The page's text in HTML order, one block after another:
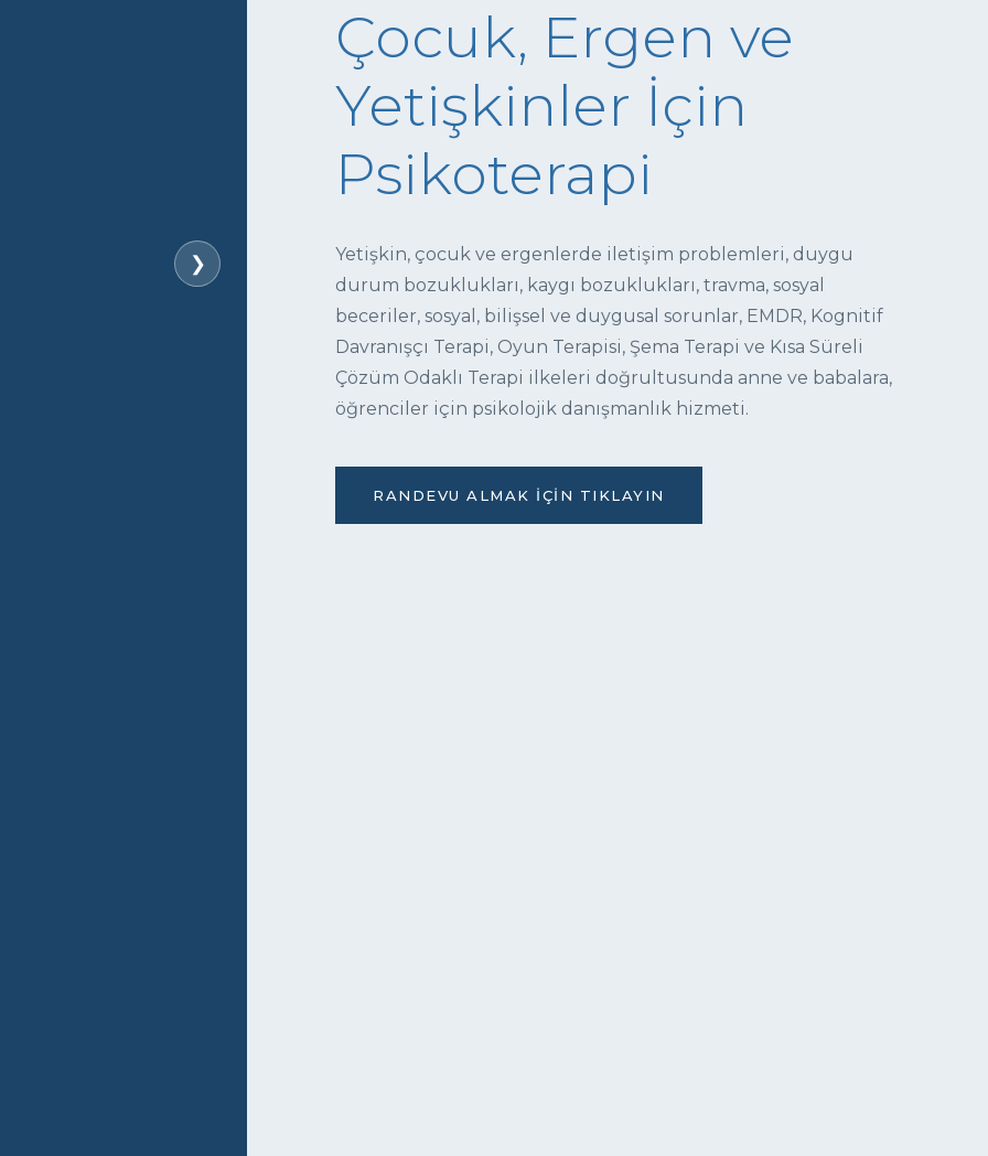
❯
Çocuk, Ergen ve
Yetişkinler İçin
Psikoterapi
Yetişkin, çocuk ve ergenlerde iletişim problemleri, duygu
durum bozuklukları, kaygı bozuklukları, travma, sosyal
beceriler, sosyal, bilişsel ve duygusal sorunlar, EMDR, Kognitif
Davranışçı Terapi, Oyun Terapisi, Şema Terapi ve Kısa Süreli
Çözüm Odaklı Terapi ilkeleri doğrultusunda anne ve babalara,
öğrenciler için psikolojik danışmanlık hizmeti.
RANDEVU ALMAK İÇIN TIKLAYIN